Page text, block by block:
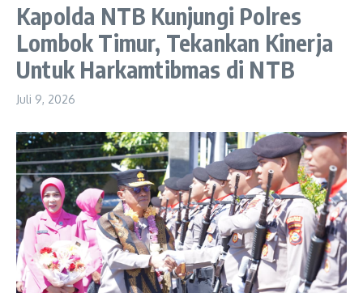
Kapolda NTB Kunjungi Polres
Lombok Timur, Tekankan Kinerja
Untuk Harkamtibmas di NTB
Juli 9, 2026